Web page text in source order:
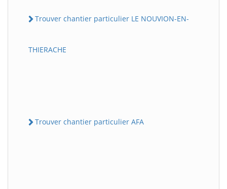
Trouver chantier particulier LE NOUVION-EN-
THIERACHE
Trouver chantier particulier AFA